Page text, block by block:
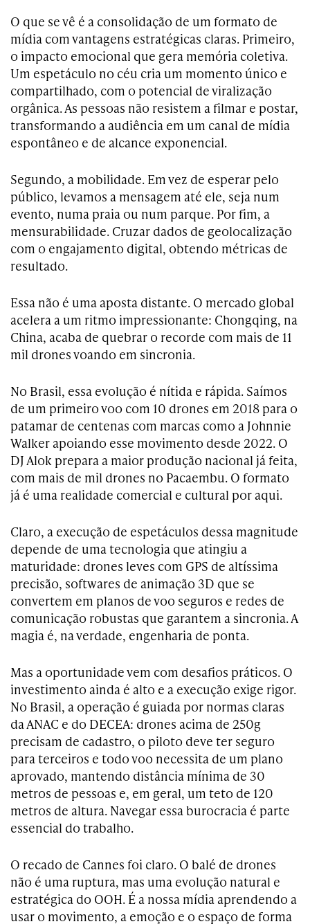
O que se vê é a consolidação de um formato de
mídia com vantagens estratégicas claras. Primeiro,
o impacto emocional que gera memória coletiva.
Um espetáculo no céu cria um momento único e
compartilhado, com o potencial de viralização
orgânica. As pessoas não resistem a filmar e postar,
transformando a audiência em um canal de mídia
espontâneo e de alcance exponencial.
Segundo, a mobilidade. Em vez de esperar pelo
público, levamos a mensagem até ele, seja num
evento, numa praia ou num parque. Por fim, a
mensurabilidade. Cruzar dados de geolocalização
com o engajamento digital, obtendo métricas de
resultado.
Essa não é uma aposta distante. O mercado global
acelera a um ritmo impressionante: Chongqing, na
China, acaba de quebrar o recorde com mais de 11
mil drones voando em sincronia.
No Brasil, essa evolução é nítida e rápida. Saímos
de um primeiro voo com 10 drones em 2018 para o
patamar de centenas com marcas como a Johnnie
Walker apoiando esse movimento desde 2022. O
DJ Alok prepara a maior produção nacional já feita,
com mais de mil drones no Pacaembu. O formato
já é uma realidade comercial e cultural por aqui.
Claro, a execução de espetáculos dessa magnitude
depende de uma tecnologia que atingiu a
maturidade: drones leves com GPS de altíssima
precisão, softwares de animação 3D que se
convertem em planos de voo seguros e redes de
comunicação robustas que garantem a sincronia. A
magia é, na verdade, engenharia de ponta.
Mas a oportunidade vem com desafios práticos. O
investimento ainda é alto e a execução exige rigor.
No Brasil, a operação é guiada por normas claras
da ANAC e do DECEA: drones acima de 250g
precisam de cadastro, o piloto deve ter seguro
para terceiros e todo voo necessita de um plano
aprovado, mantendo distância mínima de 30
metros de pessoas e, em geral, um teto de 120
metros de altura. Navegar essa burocracia é parte
essencial do trabalho.
O recado de Cannes foi claro. O balé de drones
não é uma ruptura, mas uma evolução natural e
estratégica do OOH. É a nossa mídia aprendendo a
usar o movimento, a emoção e o espaço de forma